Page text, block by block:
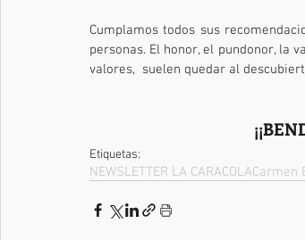
Cumplamos todos sus
personas. El honor, el pundonor, la
valores,  suelen quedar al
Etiquetas:
NEWSLETTER LA CARACOLACarmen